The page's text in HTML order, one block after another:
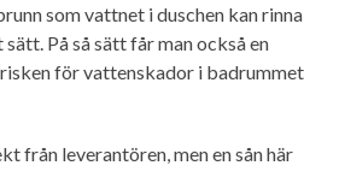
som vattnet i duschen kan rinna
På så sätt får man också en
för vattenskador i badrummet
från leverantören, men en sån här